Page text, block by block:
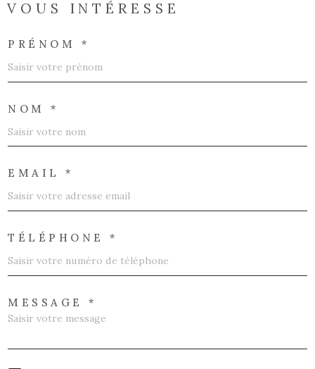
VOUS INTÉRESSE
PRÉNOM *
NOM *
EMAIL *
TÉLÉPHONE *
MESSAGE *